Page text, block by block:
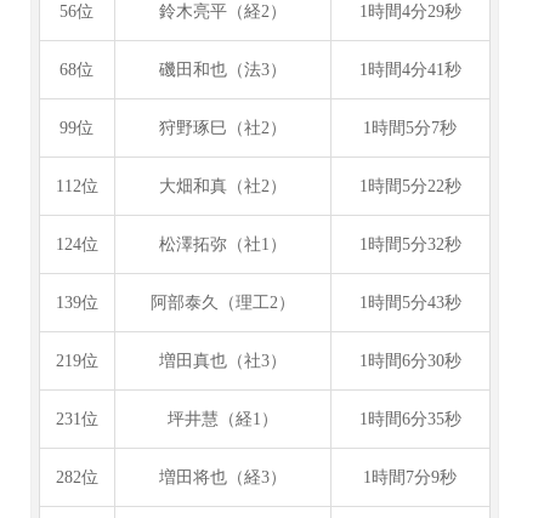
56位 鈴木亮平（経2） 1時間4分29秒
68位 磯田和也（法3） 1時間4分41秒
99位 狩野琢巳（社2） 1時間5分7秒
112位 大畑和真（社2） 1時間5分22秒
124位 松澤拓弥（社1） 1時間5分32秒
139位 阿部泰久（理工2） 1時間5分43秒
219位 増田真也（社3） 1時間6分30秒
231位 坪井慧（経1） 1時間6分35秒
282位 増田将也（経3） 1時間7分9秒